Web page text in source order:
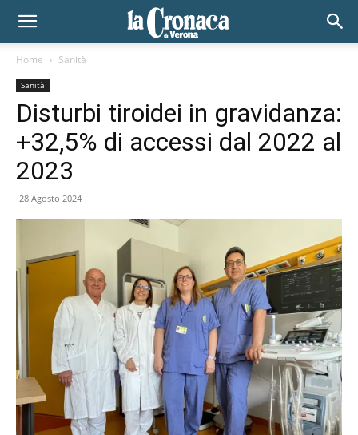
Home Sanità
Sanità
Disturbi tiroidei in gravidanza:
+32,5% di accessi dal 2022 al
2023
28 Agosto 2024